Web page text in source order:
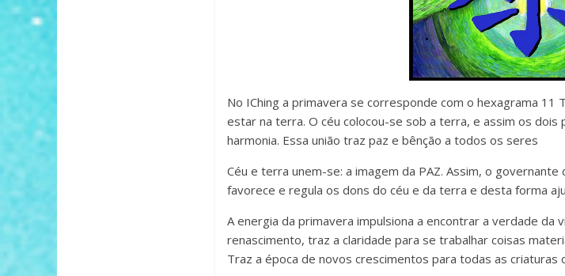
No IChing a primavera se corresponde com o hexagrama 11
estar na terra. O céu colocou-se sob a terra, e assim os
harmonia. Essa união traz paz e bênção a todos os seres
Céu e terra unem-se: a imagem da PAZ. Assim, o
favorece e regula os dons do céu e da terra e desta forma
A energia da primavera impulsiona a encontrar a verdade
renascimento, traz a claridade para se trabalhar coisas
Traz a época de novos crescimentos para todas as criaturas